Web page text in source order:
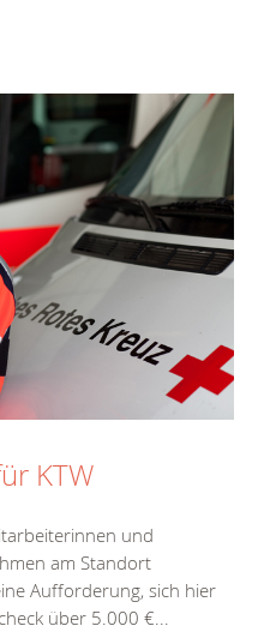
KTW
und
am Standort
Aufforderung, sich hier
über 5.000 €...